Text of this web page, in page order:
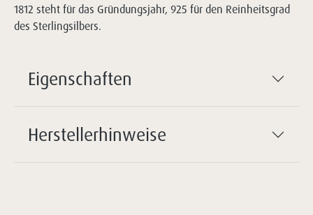
1812 steht für das Gründungsjahr, 925 für den Reinheitsgrad
des Sterlingsilbers.
Eigenschaften
Herstellerhinweise